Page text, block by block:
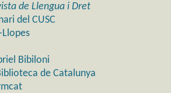
de Llengua i Dret
del CUSC
Llopes
Bibiloni
de Catalunya